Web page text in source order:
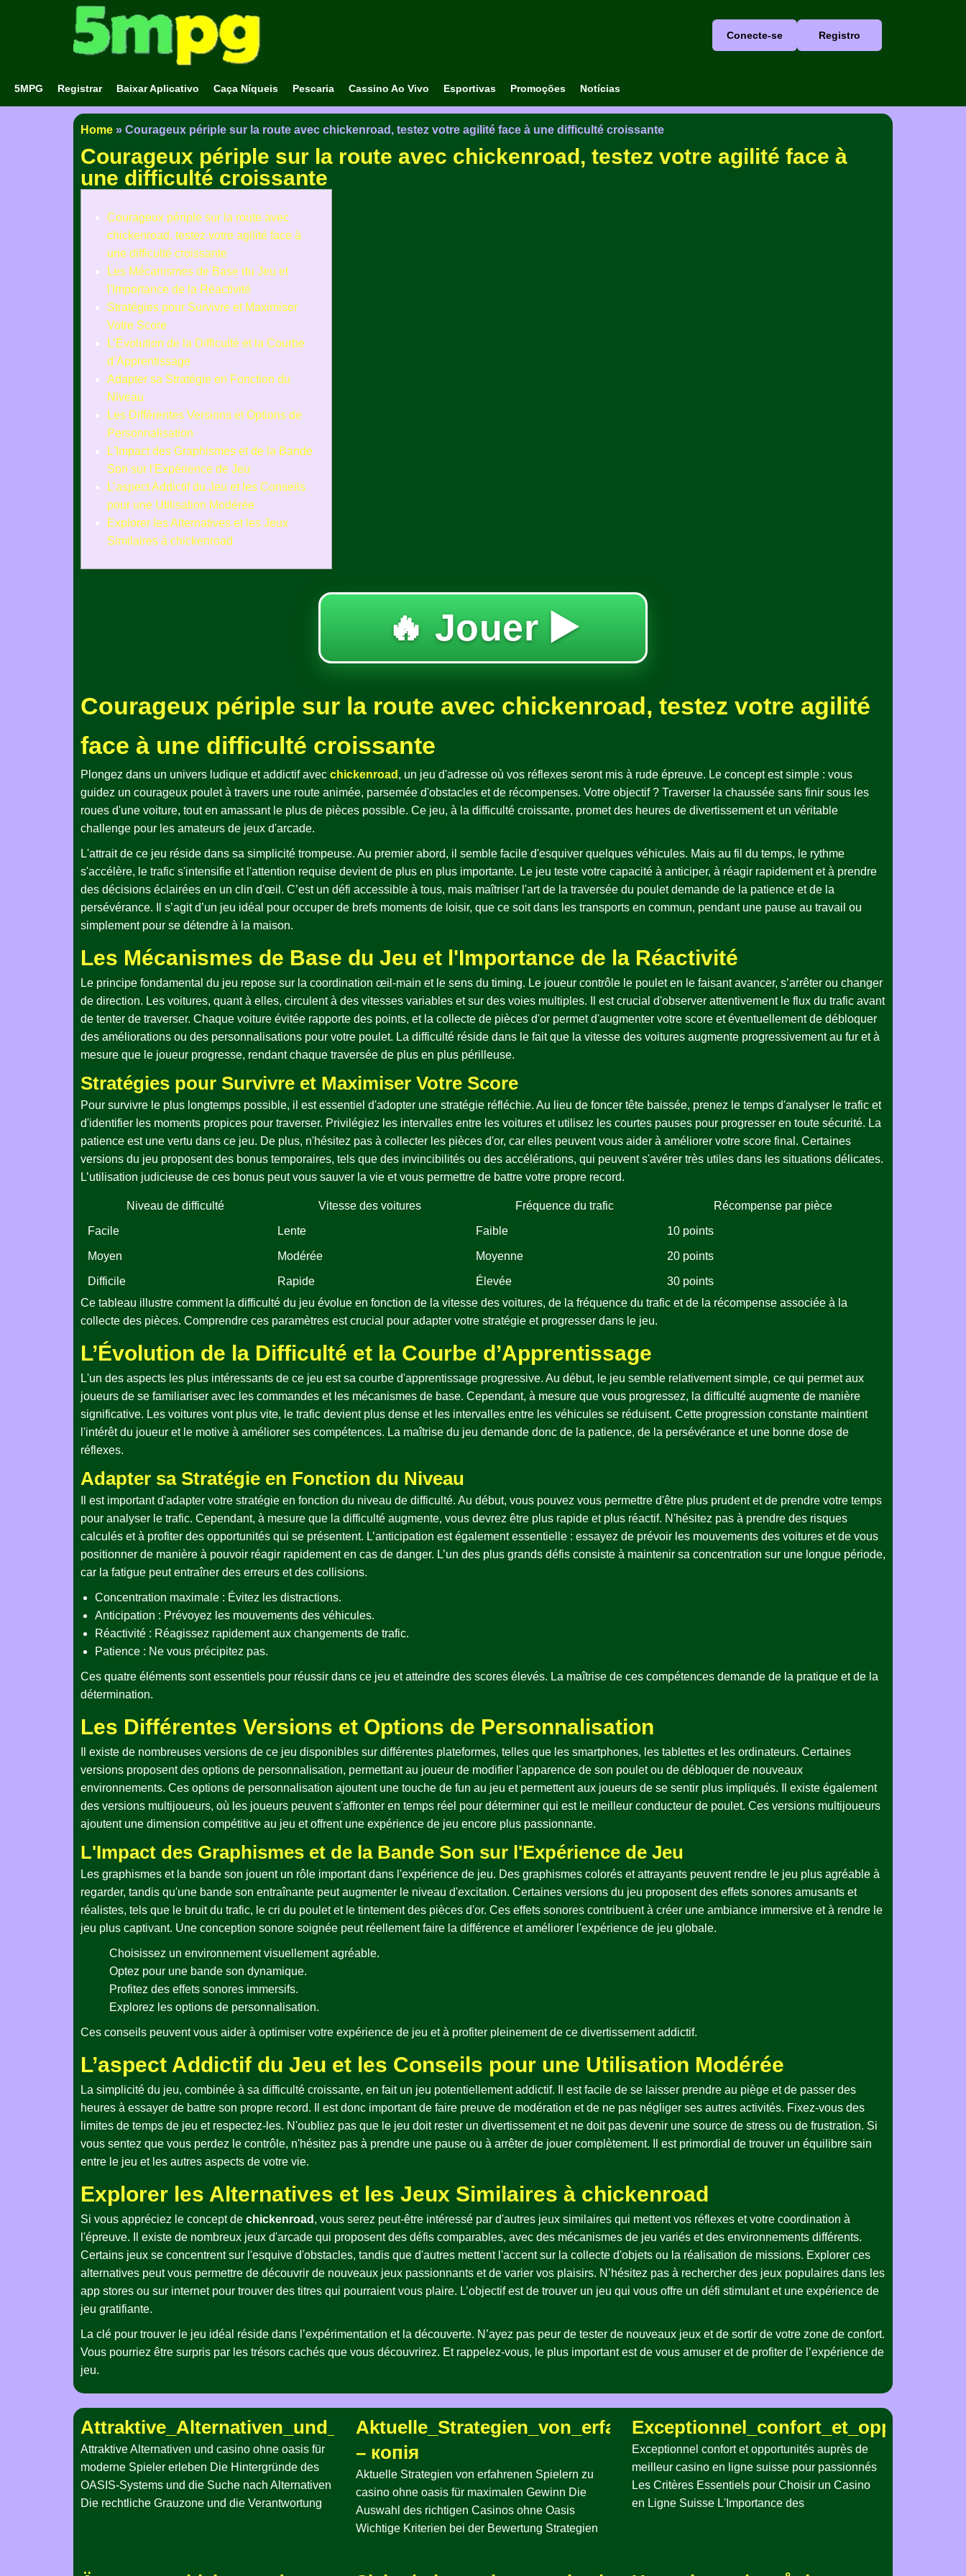
Conecte-se Registro
5MPG Registrar Baixar Aplicativo Caça Níqueis Pescaria Cassino Ao Vivo Esportivas Promoções Notícias
Home » Courageux périple sur la route avec chickenroad, testez votre agilité face à une difficulté croissante
Courageux périple sur la route avec chickenroad, testez votre agilité face à
une difficulté croissante
Courageux périple sur la route avec
chickenroad, testez votre agilité face à
une difficulté croissante
Les Mécanismes de Base du Jeu et
l'Importance de la Réactivité
Stratégies pour Survivre et Maximiser
Votre Score
L’Évolution de la Difficulté et la Courbe
d’Apprentissage
Adapter sa Stratégie en Fonction du
Niveau
Les Différentes Versions et Options de
Personnalisation
L'Impact des Graphismes et de la Bande
Son sur l'Expérience de Jeu
L’aspect Addictif du Jeu et les Conseils
pour une Utilisation Modérée
Explorer les Alternatives et les Jeux
Similaires à chickenroad
🔥 Jouer ▶️
Courageux périple sur la route avec chickenroad, testez votre agilité
face à une difficulté croissante
Plongez dans un univers ludique et addictif avec chickenroad , un jeu d'adresse où vos réflexes seront mis à rude épreuve. Le concept est simple : vous
guidez un courageux poulet à travers une route animée, parsemée d'obstacles et de récompenses. Votre objectif ? Traverser la chaussée sans finir sous les
roues d'une voiture, tout en amassant le plus de pièces possible. Ce jeu, à la difficulté croissante, promet des heures de divertissement et un véritable
challenge pour les amateurs de jeux d'arcade.
L'attrait de ce jeu réside dans sa simplicité trompeuse. Au premier abord, il semble facile d'esquiver quelques véhicules. Mais au fil du temps, le rythme
s'accélère, le trafic s'intensifie et l'attention requise devient de plus en plus importante. Le jeu teste votre capacité à anticiper, à réagir rapidement et à prendre
des décisions éclairées en un clin d'œil. C’est un défi accessible à tous, mais maîtriser l'art de la traversée du poulet demande de la patience et de la
persévérance. Il s’agit d’un jeu idéal pour occuper de brefs moments de loisir, que ce soit dans les transports en commun, pendant une pause au travail ou
simplement pour se détendre à la maison.
Les Mécanismes de Base du Jeu et l'Importance de la Réactivité
Le principe fondamental du jeu repose sur la coordination œil-main et le sens du timing. Le joueur contrôle le poulet en le faisant avancer, s’arrêter ou changer
de direction. Les voitures, quant à elles, circulent à des vitesses variables et sur des voies multiples. Il est crucial d'observer attentivement le flux du trafic avant
de tenter de traverser. Chaque voiture évitée rapporte des points, et la collecte de pièces d'or permet d'augmenter votre score et éventuellement de débloquer
des améliorations ou des personnalisations pour votre poulet. La difficulté réside dans le fait que la vitesse des voitures augmente progressivement au fur et à
mesure que le joueur progresse, rendant chaque traversée de plus en plus périlleuse.
Stratégies pour Survivre et Maximiser Votre Score
Pour survivre le plus longtemps possible, il est essentiel d'adopter une stratégie réfléchie. Au lieu de foncer tête baissée, prenez le temps d'analyser le trafic et
d'identifier les moments propices pour traverser. Privilégiez les intervalles entre les voitures et utilisez les courtes pauses pour progresser en toute sécurité. La
patience est une vertu dans ce jeu. De plus, n'hésitez pas à collecter les pièces d'or, car elles peuvent vous aider à améliorer votre score final. Certaines
versions du jeu proposent des bonus temporaires, tels que des invincibilités ou des accélérations, qui peuvent s'avérer très utiles dans les situations délicates.
L’utilisation judicieuse de ces bonus peut vous sauver la vie et vous permettre de battre votre propre record.
Niveau de difficulté Vitesse des voitures Fréquence du trafic Récompense par pièce
Facile Lente Faible 10 points
Moyen Modérée Moyenne 20 points
Difficile Rapide Élevée
30 points
Ce tableau illustre comment la difficulté du jeu évolue en fonction de la vitesse des voitures, de la fréquence du trafic et de la récompense associée à la
collecte des pièces. Comprendre ces paramètres est crucial pour adapter votre stratégie et progresser dans le jeu.
L’Évolution de la Difficulté et la Courbe d’Apprentissage
L'un des aspects les plus intéressants de ce jeu est sa courbe d'apprentissage progressive. Au début, le jeu semble relativement simple, ce qui permet aux
joueurs de se familiariser avec les commandes et les mécanismes de base. Cependant, à mesure que vous progressez, la difficulté augmente de manière
significative. Les voitures vont plus vite, le trafic devient plus dense et les intervalles entre les véhicules se réduisent. Cette progression constante maintient
l'intérêt du joueur et le motive à améliorer ses compétences. La maîtrise du jeu demande donc de la patience, de la persévérance et une bonne dose de
réflexes.
Adapter sa Stratégie en Fonction du Niveau
Il est important d'adapter votre stratégie en fonction du niveau de difficulté. Au début, vous pouvez vous permettre d'être plus prudent et de prendre votre temps
pour analyser le trafic. Cependant, à mesure que la difficulté augmente, vous devrez être plus rapide et plus réactif. N'hésitez pas à prendre des risques
calculés et à profiter des opportunités qui se présentent. L’anticipation est également essentielle : essayez de prévoir les mouvements des voitures et de vous
positionner de manière à pouvoir réagir rapidement en cas de danger. L’un des plus grands défis consiste à maintenir sa concentration sur une longue période,
car la fatigue peut entraîner des erreurs et des collisions.
Concentration maximale : Évitez les distractions.
Anticipation : Prévoyez les mouvements des véhicules.
Réactivité : Réagissez rapidement aux changements de trafic.
Patience : Ne vous précipitez pas.
Ces quatre éléments sont essentiels pour réussir dans ce jeu et atteindre des scores élevés. La maîtrise de ces compétences demande de la pratique et de la
détermination.
Les Différentes Versions et Options de Personnalisation
Il existe de nombreuses versions de ce jeu disponibles sur différentes plateformes, telles que les smartphones, les tablettes et les ordinateurs. Certaines
versions proposent des options de personnalisation, permettant au joueur de modifier l'apparence de son poulet ou de débloquer de nouveaux
environnements. Ces options de personnalisation ajoutent une touche de fun au jeu et permettent aux joueurs de se sentir plus impliqués. Il existe également
des versions multijoueurs, où les joueurs peuvent s'affronter en temps réel pour déterminer qui est le meilleur conducteur de poulet. Ces versions multijoueurs
ajoutent une dimension compétitive au jeu et offrent une expérience de jeu encore plus passionnante.
L'Impact des Graphismes et de la Bande Son sur l'Expérience de Jeu
Les graphismes et la bande son jouent un rôle important dans l'expérience de jeu. Des graphismes colorés et attrayants peuvent rendre le jeu plus agréable à
regarder, tandis qu'une bande son entraînante peut augmenter le niveau d'excitation. Certaines versions du jeu proposent des effets sonores amusants et
réalistes, tels que le bruit du trafic, le cri du poulet et le tintement des pièces d'or. Ces effets sonores contribuent à créer une ambiance immersive et à rendre le
jeu plus captivant. Une conception sonore soignée peut réellement faire la différence et améliorer l'expérience de jeu globale.
Choisissez un environnement visuellement agréable.
Optez pour une bande son dynamique.
Profitez des effets sonores immersifs.
Explorez les options de personnalisation.
Ces conseils peuvent vous aider à optimiser votre expérience de jeu et à profiter pleinement de ce divertissement addictif.
L’aspect Addictif du Jeu et les Conseils pour une Utilisation Modérée
La simplicité du jeu, combinée à sa difficulté croissante, en fait un jeu potentiellement addictif. Il est facile de se laisser prendre au piège et de passer des
heures à essayer de battre son propre record. Il est donc important de faire preuve de modération et de ne pas négliger ses autres activités. Fixez-vous des
limites de temps de jeu et respectez-les. N'oubliez pas que le jeu doit rester un divertissement et ne doit pas devenir une source de stress ou de frustration. Si
vous sentez que vous perdez le contrôle, n'hésitez pas à prendre une pause ou à arrêter de jouer complètement. Il est primordial de trouver un équilibre sain
entre le jeu et les autres aspects de votre vie.
Explorer les Alternatives et les Jeux Similaires à chickenroad
Si vous appréciez le concept de chickenroad , vous serez peut-être intéressé par d'autres jeux similaires qui mettent vos réflexes et votre coordination à
l'épreuve. Il existe de nombreux jeux d'arcade qui proposent des défis comparables, avec des mécanismes de jeu variés et des environnements différents.
Certains jeux se concentrent sur l'esquive d'obstacles, tandis que d'autres mettent l'accent sur la collecte d'objets ou la réalisation de missions. Explorer ces
alternatives peut vous permettre de découvrir de nouveaux jeux passionnants et de varier vos plaisirs. N’hésitez pas à rechercher des jeux populaires dans les
app stores ou sur internet pour trouver des titres qui pourraient vous plaire. L’objectif est de trouver un jeu qui vous offre un défi stimulant et une expérience de
jeu gratifiante.
La clé pour trouver le jeu idéal réside dans l’expérimentation et la découverte. N’ayez pas peur de tester de nouveaux jeux et de sortir de votre zone de confort.
Vous pourriez être surpris par les trésors cachés que vous découvrirez. Et rappelez-vous, le plus important est de vous amuser et de profiter de l’expérience de
jeu.
Attraktive_Alternativen_und_casino_ohne_oasis_für_moderne_Spieler_erleben
Attraktive Alternativen und casino ohne oasis für
moderne Spieler erleben Die Hintergründe des
OASIS-Systems und die Suche nach Alternativen
Die rechtliche Grauzone und die Verantwortung
– копія
Aktuelle Strategien von erfahrenen Spielern zu
casino ohne oasis für maximalen Gewinn Die
Auswahl des richtigen Casinos ohne Oasis
Wichtige Kriterien bei der Bewertung Strategien
Exceptionnel confort et opportunités auprès de
meilleur casino en ligne suisse pour passionnés
Les Critères Essentiels pour Choisir un Casino
en Ligne Suisse L'Importance des